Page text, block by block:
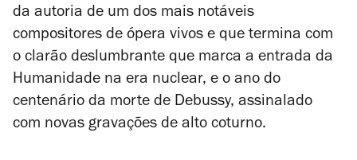
da autoria de um dos mais notáveis
compositores de ópera vivos e que termina com
o clarão deslumbrante que marca a entrada da
Humanidade na era nuclear, e o ano do
centenário da morte de Debussy, assinalado
com novas gravações de alto coturno.